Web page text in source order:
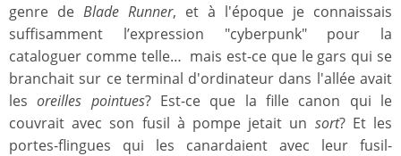
genre de Blade Runner, et à l'époque je connaissais
suffisamment l’expression "cyberpunk" pour la
cataloguer comme telle… mais est-ce que le gars qui se
branchait sur ce terminal d'ordinateur dans l'allée avait
lesoreilles pointues? Est-ce que la fille canon qui le
couvrait avec son fusil à pompe jetait un sort? Et les
portes-flingues qui les canardaient avec leur fusil-